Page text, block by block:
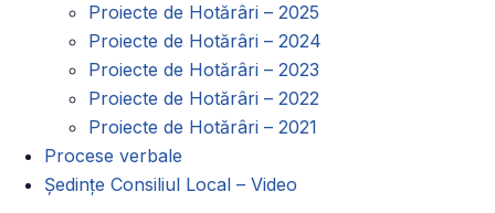
Proiecte de Hotărâri – 2025
Proiecte de Hotărâri – 2024
Proiecte de Hotărâri – 2023
Proiecte de Hotărâri – 2022
Proiecte de Hotărâri – 2021
Procese verbale
Ședințe Consiliul Local – Video